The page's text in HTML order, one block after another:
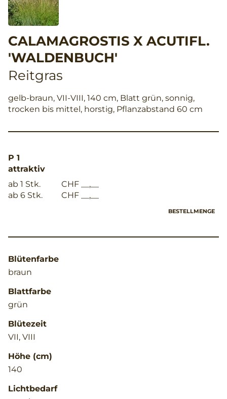
CALAMAGROSTIS X ACUTIFL.
'WALDENBUCH'
Reitgras
gelb-braun, VII-VIII, 140 cm, Blatt grün, sonnig,
trocken bis mittel, horstig, Pflanzabstand 60 cm
P 1
attraktiv
ab 1 Stk.
CHF __,__
ab 6 Stk.
CHF __,__
BESTELLMENGE
Blütenfarbe
braun
Blattfarbe
grün
Blütezeit
VII, VIII
Höhe (cm)
140
Lichtbedarf